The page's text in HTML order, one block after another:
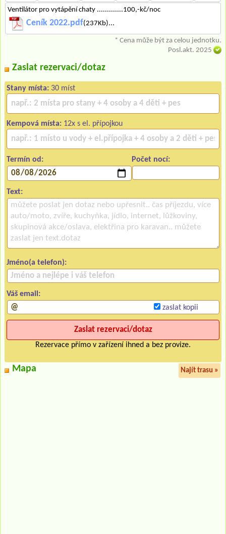
Ventilátor pro vytápění chaty .............100,-kč/noc
Ceník 2022.pdf(237Kb)...
* Cena může být za celou jednotku.
Posl.akt. 2025
Zaslat rezervaci/dotaz
Stany místa: 30 míst
Kempová místa: 12x s el. přípojkou
Termín od: Počet nocí:
Text:
Jméno(a telefon):
Váš email:
zaslat kopii
Rezervace přímo v zařízení ihned a bez provize.
Mapa Najít trasu »